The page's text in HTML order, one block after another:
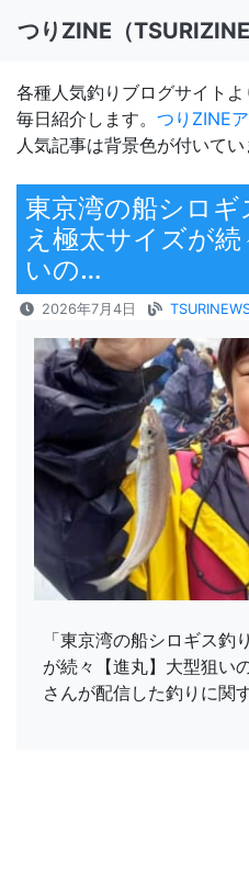
つりZINE（TSURIZINE
各種人気釣りブログサイト
毎日紹介します。 つりZINE
人気記事は背景色が付いてい
東京湾の船シロ
え極太サイズが
いの…
2026年7月4日
「東京湾の船シロギス
が続々【進丸】大型狙い
さんが配信した釣りに関